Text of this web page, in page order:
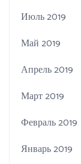
Июль 2019
Май 2019
Апрель 2019
Март 2019
Февраль 2019
Январь 2019